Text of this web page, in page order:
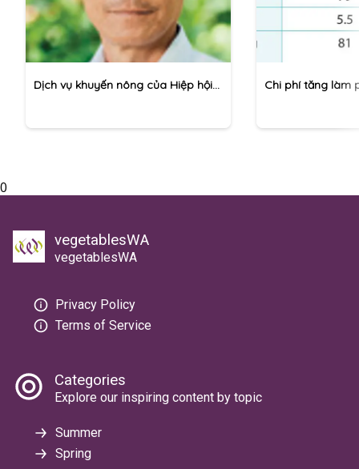
Dịch vụ khuyến nông của Hiệp hội
Chi phí tăng làm
0
vegetablesWA
vegetablesWA
Privacy Policy
Terms of Service
Categories
Explore our inspiring content by topic
Summer
Spring